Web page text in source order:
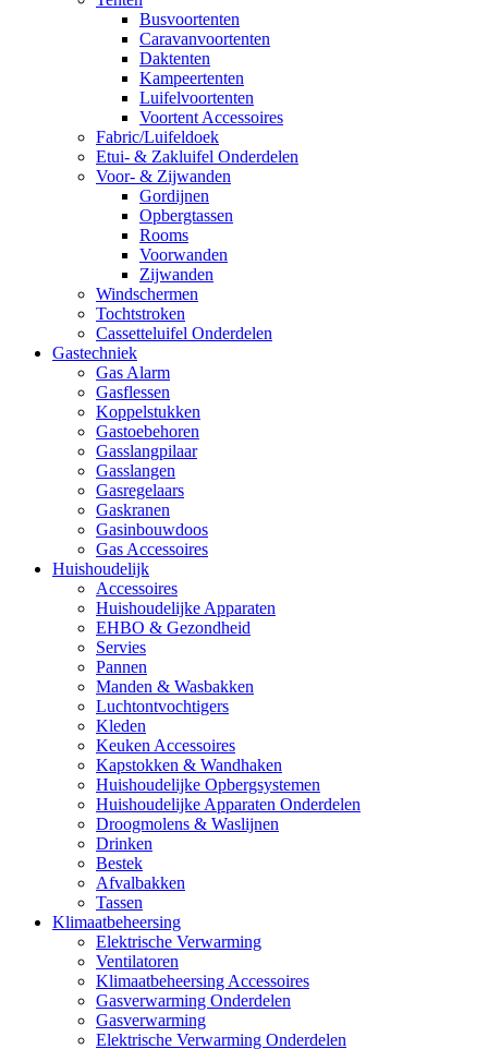
Busvoortenten
Caravanvoortenten
Daktenten
Kampeertenten
Luifelvoortenten
Voortent Accessoires
Fabric/Luifeldoek
Etui- & Zakluifel Onderdelen
Voor- & Zijwanden
Gordijnen
Opbergtassen
Rooms
Voorwanden
Zijwanden
Windschermen
Tochtstroken
Cassetteluifel Onderdelen
Gastechniek
Gas Alarm
Gasflessen
Koppelstukken
Gastoebehoren
Gasslangpilaar
Gasslangen
Gasregelaars
Gaskranen
Gasinbouwdoos
Gas Accessoires
Huishoudelijk
Accessoires
Huishoudelijke Apparaten
EHBO & Gezondheid
Servies
Pannen
Manden & Wasbakken
Luchtontvochtigers
Kleden
Keuken Accessoires
Kapstokken & Wandhaken
Huishoudelijke Opbergsystemen
Huishoudelijke Apparaten Onderdelen
Droogmolens & Waslijnen
Drinken
Bestek
Afvalbakken
Tassen
Klimaatbeheersing
Elektrische Verwarming
Ventilatoren
Klimaatbeheersing Accessoires
Gasverwarming Onderdelen
Gasverwarming
Elektrische Verwarming Onderdelen